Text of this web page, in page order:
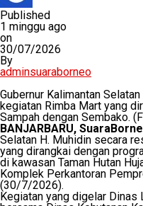
Published
1 minggu ago
on
30/07/2026
By
adminsuaraborneo
Gubernur Kalimantan
kegiatan Rimba Mart yang
Sampah dengan Sembako.
BANJARBARU,
Selatan H. Muhidin secara
yang dirangkai dengan
di kawasan Taman Hutan
Komplek Perkantoran
(30/7/2026).
Kegiatan yang digelar Dinas